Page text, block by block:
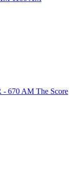
- 670 AM The Score